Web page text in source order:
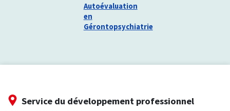
Autoévaluation
en
Gérontopsychiatrie
Service du développement professionnel